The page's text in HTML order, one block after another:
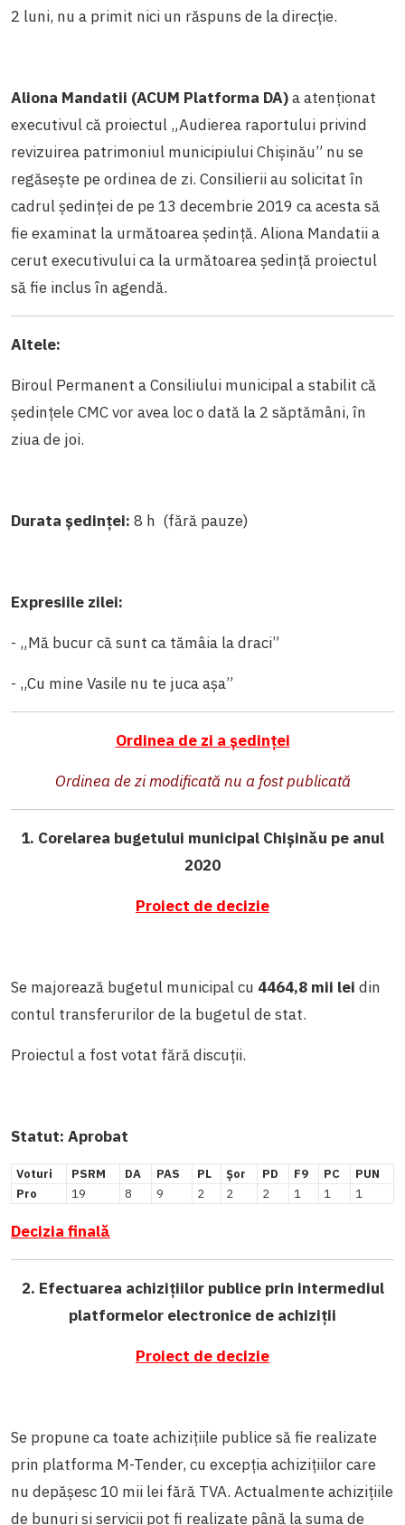
2 luni, nu a primit nici un răspuns de la direcție.
Aliona Mandatii (ACUM Platforma DA)a atenționat
executivul că proiectul „Audierea raportului privind
revizuirea patrimoniul municipiului Chișinău” nu se
regăsește pe ordinea de zi. Consilierii au solicitat în
cadrul ședinței de pe 13 decembrie 2019 ca acesta să
fie examinat la următoarea ședință. Aliona Mandatii a
cerut executivului ca la următoarea ședință proiectul
să fie inclus în agendă.
Altele:
Biroul Permanent a Consiliului municipal a stabilit că
ședințele CMC vor avea loc o dată la 2 săptămâni, în
ziua de joi.
Durata ședinței: 8 h (fără pauze)
Expresiile zilei:
- „Mă bucur că sunt ca tămâia la draci”
- „Cu mine Vasile nu te juca așa”
Ordinea de zi a ședinței
Ordinea de zi modificată nu a fost publicată
1. Corelarea bugetului municipal Chișinău pe anul
2020
Proiect de decizie
Se majorează bugetul municipal cu 4464,8 mii lei din
contul transferurilor de la bugetul de stat.
Proiectul a fost votat fără discuții.
Statut: Aprobat
Voturi PSRM DA PAS PL Șor PD F9 PC
PUN
Pro
19 8 9 2 2 2 1 1 1
Decizia finală
2. Efectuarea achizițiilor publice prin intermediul
platformelor electronice de achiziții
Proiect de decizie
Se propune ca toate achizițiile publice să fie realizate
prin platforma M-Tender, cu excepția achizițiilor care
nu depășesc 10 mii lei fără TVA. Actualmente achizițiile
de bunuri și servicii pot fi realizate până la suma de